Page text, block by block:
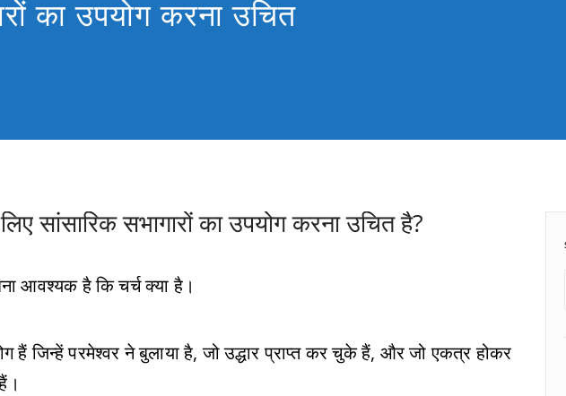
का उपयोग करना उचित
सांसारिक सभागारों का उपयोग करना उचित है?
आवश्यक है कि चर्च क्या है।
हैं जिन्हें परमेश्वर ने बुलाया है, जो उद्धार प्राप्त कर चुके हैं, और जो एकत्र होकर